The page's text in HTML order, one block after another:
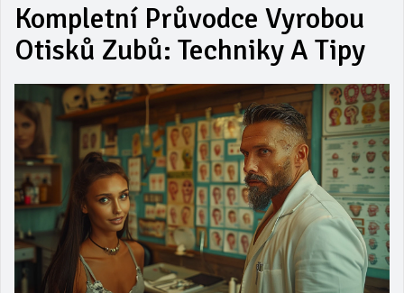
Kompletní Průvodce Vyrobou
Otisků Zubů: Techniky A Tipy